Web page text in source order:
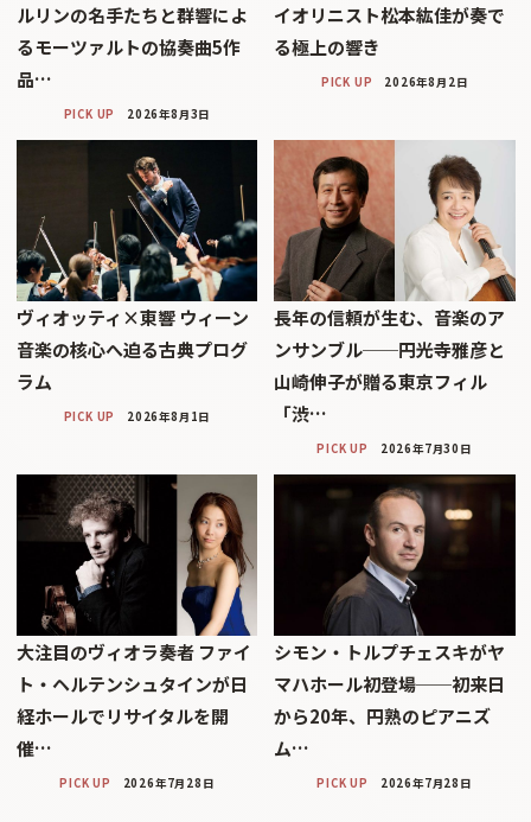
ルリンの名手たちと群響によ
るモーツァルトの協奏曲5作
品…
PICK UP 2026年8月3日
イオリニスト松本紘佳が奏で
る極上の響き
PICK UP 2026年8月2日
ヴィオッティ×東響 ウィーン
音楽の核心へ迫る古典プログ
ラム
PICK UP 2026年8月1日
長年の信頼が生む、音楽のア
ンサンブル──円光寺雅彦と
山崎伸子が贈る東京フィル
「渋…
PICK UP 2026年7月30日
大注目のヴィオラ奏者 ファイ
ト・ヘルテンシュタインが日
経ホールでリサイタルを開
催…
PICK UP 2026年7月28日
シモン・トルプチェスキがヤ
マハホール初登場──初来日
から20年、円熟のピアニズ
ム…
PICK UP 2026年7月28日